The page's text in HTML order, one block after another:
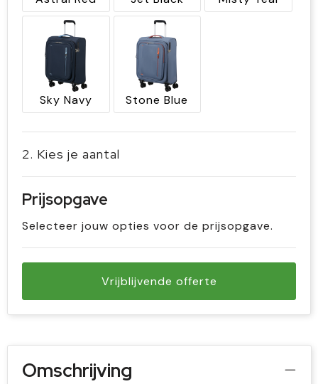
Sky Navy Stone Blue
2. Kies je aantal
Prijsopgave
Selecteer jouw opties voor de prijsopgave.
Vrijblijvende offerte
Omschrijving